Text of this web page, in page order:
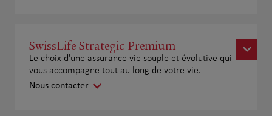
SwissLife Strategic Premium
Le choix d'une assurance vie souple et évolutive qui
vous accompagne tout au long de votre vie.
Nous contacter